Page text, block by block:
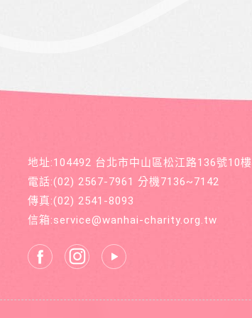
地址:104492 台北市中山區松江路136號10樓
電話:(02) 2567-7961 分機7136~7142
傳真:(02) 2541-8093
信箱:service@wanhai-charity.org.tw